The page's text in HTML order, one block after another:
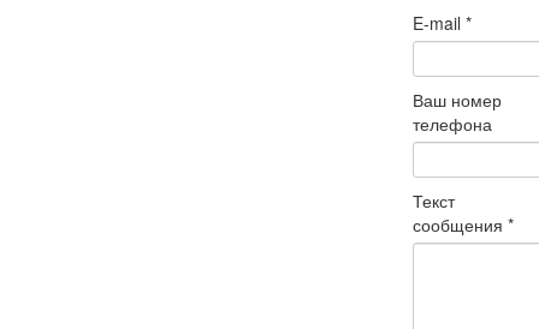
E-mail*
Ваш номер
телефона
Текст
сообщения*